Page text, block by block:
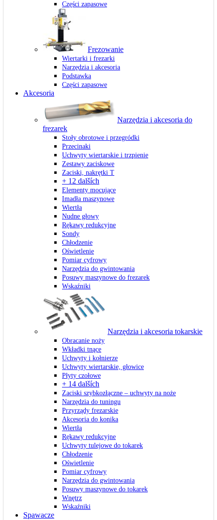
Części zapasowe
Frezowanie
Wiertarki i frezarki
Narzędzia i akcesoria
Podstawka
Części zapasowe
Akcesoria
Narzędzia i akcesoria do
frezarek
Stoły obrotowe i przegródki
Przecinaki
Uchwyty wiertarskie i trzpienie
Zestawy zaciskowe
Zaciski, nakrętki T
+ 12 dalších
Elementy mocujące
Imadła maszynowe
Wiertła
Nudne głowy
Rękawy redukcyjne
Sondy
Chłodzenie
Oświetlenie
Pomiar cyfrowy
Narzędzia do gwintowania
Posuwy maszynowe do frezarek
Wskaźniki
Narzędzia i akcesoria tokarskie
Obracanie noży
Wkładki tnące
Uchwyty i kołnierze
Uchwyty wiertarskie, głowice
Płyty czołowe
+ 14 dalších
Zaciski szybkozłączne – uchwyty na noże
Narzędzia do tuningu
Przyrządy frezarskie
Akcesoria do konika
Wiertła
Rękawy redukcyjne
Uchwyty tulejowe do tokarek
Chłodzenie
Oświetlenie
Pomiar cyfrowy
Narzędzia do gwintowania
Posuwy maszynowe do tokarek
Wnętrz
Wskaźniki
Spawacze